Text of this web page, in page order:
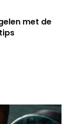
met de